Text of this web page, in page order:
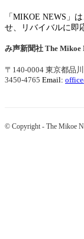
「MIKOE NEWS」
せ、リバイバルに即
み声新聞社 The Mikoe
〒140-0004 東京都品
3450-4765 Email:
© Copyright - The Mikoe